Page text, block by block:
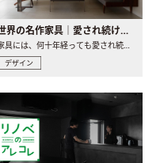
世界の名作家具｜愛され続ける理由と一生モノとの出会い方
家具には、何十年経っても愛され続ける「名作」と呼ばれるもの..
デザイン